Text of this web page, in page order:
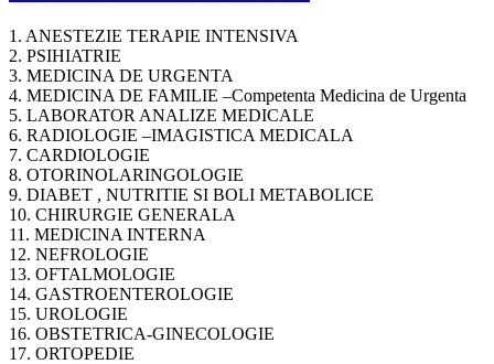
1. ANESTEZIE TERAPIE INTENSIVA
2. PSIHIATRIE
3. MEDICINA DE URGENTA
4. MEDICINA DE FAMILIE –Competenta Medicina de Urgenta
5. LABORATOR ANALIZE MEDICALE
6. RADIOLOGIE –IMAGISTICA MEDICALA
7. CARDIOLOGIE
8. OTORINOLARINGOLOGIE
9. DIABET , NUTRITIE SI BOLI METABOLICE
10. CHIRURGIE GENERALA
11. MEDICINA INTERNA
12. NEFROLOGIE
13. OFTALMOLOGIE
14. GASTROENTEROLOGIE
15. UROLOGIE
16. OBSTETRICA-GINECOLOGIE
17. ORTOPEDIE